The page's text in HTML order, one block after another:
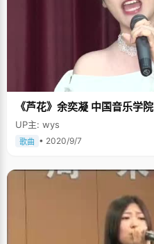
《芦花》余奕凝 中国音乐学院
UP主: wys
歌曲 • 2020/9/7